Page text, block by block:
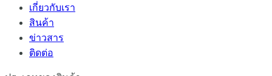
เกี่ยวกับเรา
สินค้า
ข่าวสาร
ติดต่อ